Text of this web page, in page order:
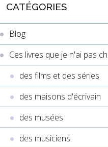
CATÉGORIES
Blog
Ces livres que je n'ai pas
des films et des séries
des maisons d'écrivain
des musées
des musiciens